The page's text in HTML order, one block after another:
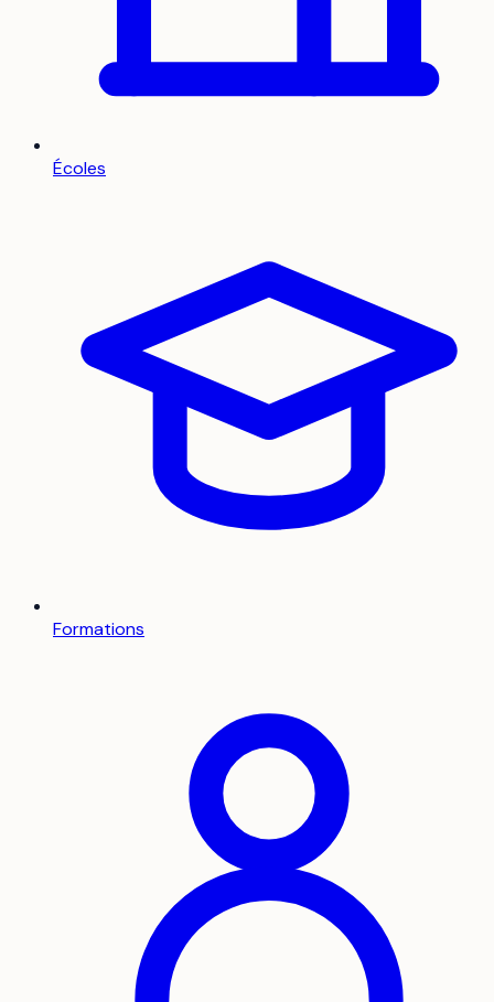
Écoles
Formations